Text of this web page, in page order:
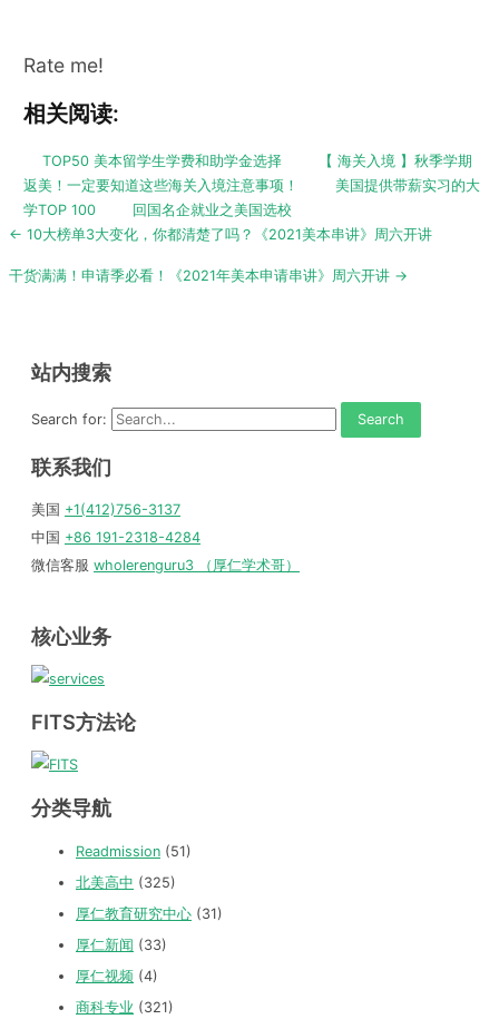
Rate me!
相关阅读:
TOP50 美本留学生学费和助学金选择
【 海关入境 】秋季学期
返美！一定要知道这些海关入境注意事项！
美国提供带薪实习的大
学TOP 100
回国名企就业之美国选校
Post
← 10大榜单3大变化，你都清楚了吗？《2021美本串讲》周六开讲
干货满满！申请季必看！《2021年美本申请串讲》周六开讲 →
站内搜索
Search for:
联系我们
美国 +1(412)756-3137
中国 +86 191-2318-4284
微信客服 wholerenguru3 （厚仁学术哥）
核心业务
FITS方法论
分类导航
Readmission (51)
北美高中 (325)
厚仁教育研究中心 (31)
厚仁新闻 (33)
厚仁视频 (4)
商科专业 (321)